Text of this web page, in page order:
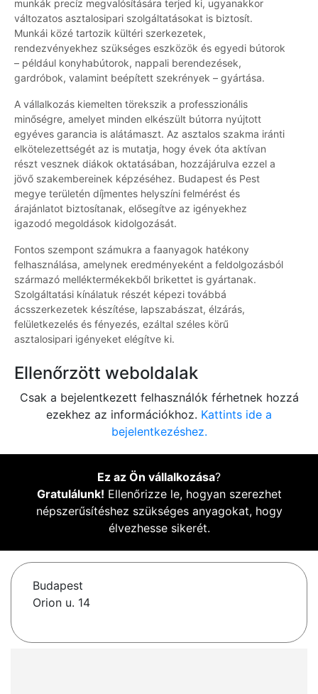
munkák precíz megvalósítására terjed ki, ugyanakkor
változatos asztalosipari szolgáltatásokat is biztosít.
Munkái közé tartozik kültéri szerkezetek,
rendezvényekhez szükséges eszközök és egyedi bútorok
– például konyhabútorok, nappali berendezések,
gardróbok, valamint beépített szekrények – gyártása.
A vállalkozás kiemelten törekszik a professzionális
minőségre, amelyet minden elkészült bútorra nyújtott
egyéves garancia is alátámaszt. Az asztalos szakma iránti
elkötelezettségét az is mutatja, hogy évek óta aktívan
részt vesznek diákok oktatásában, hozzájárulva ezzel a
jövő szakembereinek képzéséhez. Budapest és Pest
megye területén díjmentes helyszíni felmérést és
árajánlatot biztosítanak, elősegítve az igényekhez
igazodó megoldások kidolgozását.
Fontos szempont számukra a faanyagok hatékony
felhasználása, amelynek eredményeként a feldolgozásból
származó melléktermékekből brikettet is gyártanak.
Szolgáltatási kínálatuk részét képezi továbbá
ácsszerkezetek készítése, lapszabászat, élzárás,
felületkezelés és fényezés, ezáltal széles körű
asztalosipari igényeket elégítve ki.
Ellenőrzött weboldalak
Csak a bejelentkezett felhasználók férhetnek hozzá
ezekhez az információkhoz. Kattints ide a
bejelentkezéshez.
Ez az Ön vállalkozása?
Gratulálunk! Ellenőrizze le, hogyan szerezhet
népszerűsítéshez szükséges anyagokat, hogy
élvezhesse sikerét.
Budapest
Orion u. 14